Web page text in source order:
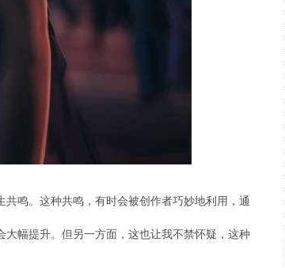
鸣。这种共鸣，有时会被创作者巧妙地利用，通
幅提升。但另一方面，这也让我不禁怀疑，这种